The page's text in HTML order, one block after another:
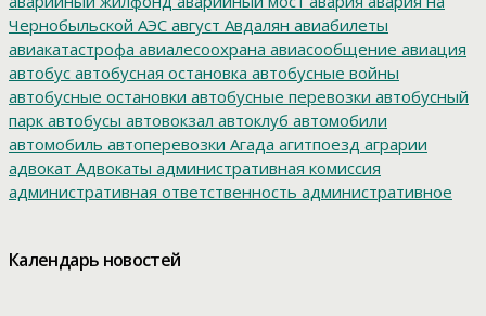
Чернобыльской АЭС август Авдалян авиабилеты
авиакатастрофа авиалесоохрана авиасообщение авиация
автобус автобусная остановка автобусные войны
автобусные остановки автобусные перевозки автобусный
парк автобусы автовокзал автоклуб автомобили
автомобиль автоперевозки Агада агитпоезд аграрии
адвокат Адвокаты административная комиссия
административная ответственность административное
БуксманАлександр Винников
Календарь новостей